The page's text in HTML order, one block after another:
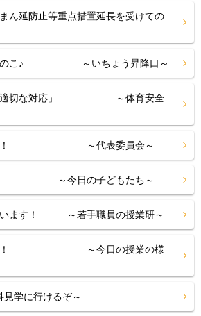
ん延防止等重点措置延長を受けての
すのこ♪ ～いちょう昇降口～
「適切な対応」 ～体育安全
ょね！ ～代表委員会～
今日の子どもたち～
います！ ～若手職員の授業研～
～う！ ～今日の授業の様
学に行けるぞ～